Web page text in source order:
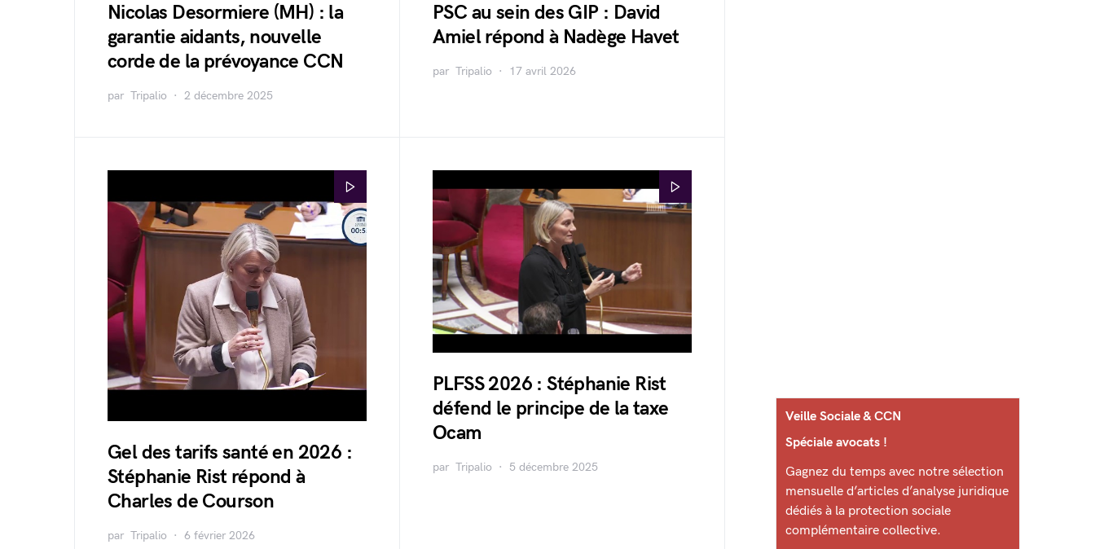
Nicolas Desormiere (MH) : la
garantie aidants, nouvelle
corde de la prévoyance CCN
par Tripalio 2 décembre 2025
PSC au sein des GIP : David
Amiel répond à Nadège Havet
par Tripalio 17 avril 2026
Gel des tarifs santé en 2026 :
Stéphanie Rist répond à
Charles de Courson
par Tripalio 6 février 2026
PLFSS 2026 : Stéphanie Rist
défend le principe de la taxe
Ocam
par Tripalio 5 décembre 2025
Veille Sociale & CCN
Spéciale avocats !
Gagnez du temps avec notre sélection
mensuelle d’articles d’analyse juridique
dédiés à la protection sociale
complémentaire collective.